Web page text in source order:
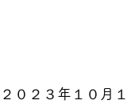
２０２３年１０